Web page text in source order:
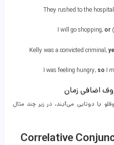
They rushed to the
I will go shopping, or
Kelly was a convicted criminal,
I was feeling hungry, so I
اضافی زمان
یا دوتایی می‌آیند. در زیر چند مثال
Correlative